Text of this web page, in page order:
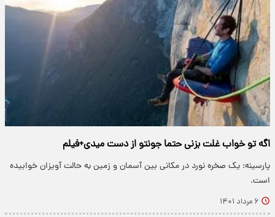
اگه تو خواب غلت بزنی حتما جونتو از دست میدی+فیلم
پارسینه: یک صخره نورد در مکانی بین آسمان و زمین به حالت آویزان خوابیده
است.
۶ مرداد ۱۴۰۱